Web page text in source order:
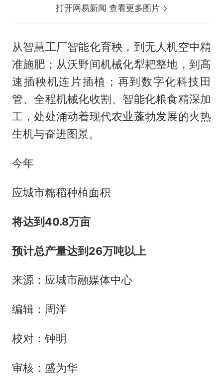
打开网易新闻 查看更多图片
从智慧工厂智能化育秧，到无人机空中精
准施肥；从沃野间机械化犁耙整地，到高
速插秧机连片插植；再到数字化科技田
管、全程机械化收割、智能化粮食精深加
工，处处涌动着现代农业蓬勃发展的火热
生机与奋进图景。
今年
应城市糯稻种植面积
将达到40.8万亩
预计总产量达到26万吨以上
来源：应城市融媒体中心
编辑：周洋
校对：钟明
审核：盛为华